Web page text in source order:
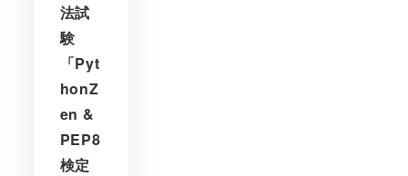
法試
験
「Pyt
honZ
en &
PEP8
検定